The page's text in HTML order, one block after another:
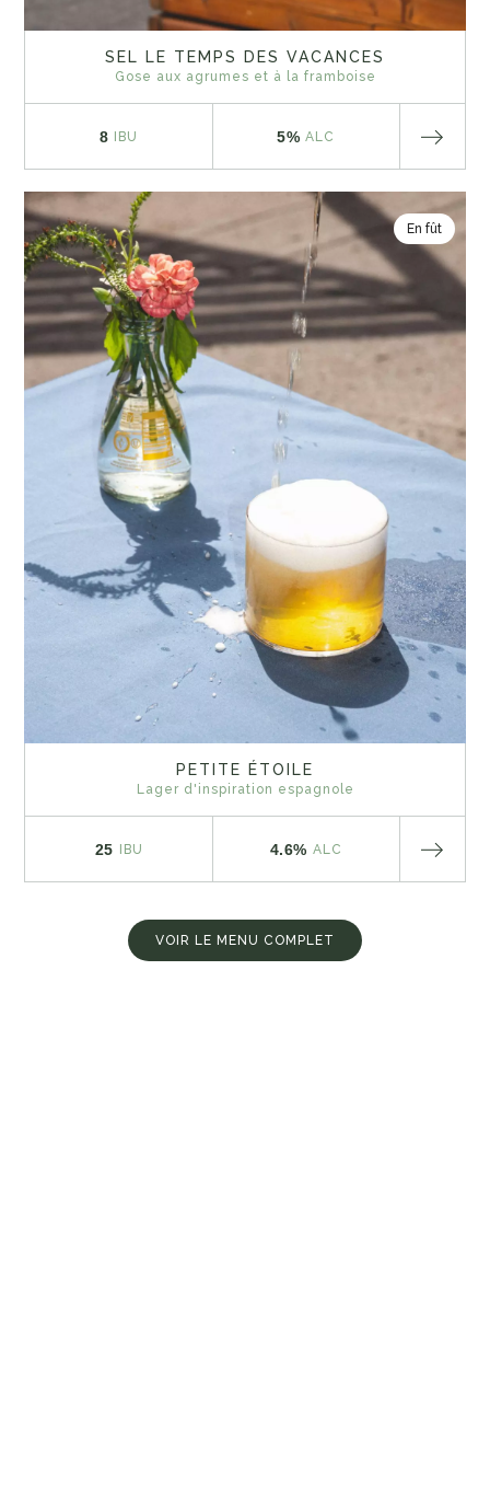
SEL LE TEMPS DES VACANCES
Gose aux agrumes et à la framboise
8 IBU 5% ALC
En fût
PETITE ÉTOILE
Lager d'inspiration espagnole
25 IBU 4.6% ALC
VOIR LE MENU COMPLET